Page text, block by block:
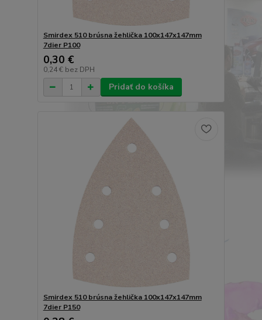
Smirdex 510 brúsna žehlička 100x147x147mm
7dier P100
0,30 €
0,24 € bez DPH
Pridať do košíka
Smirdex 510 brúsna žehlička 100x147x147mm
7dier P150